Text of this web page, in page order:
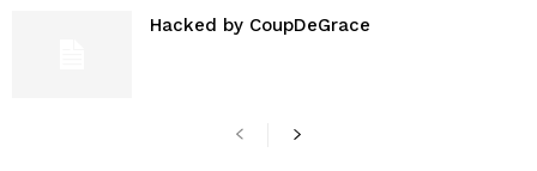
Hacked by CoupDeGrace